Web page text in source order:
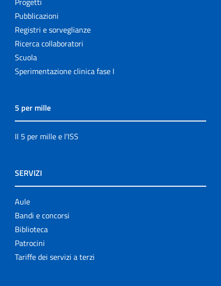
Pubblicazioni
Registri e sorveglianze
Ricerca collaboratori
Scuola
Sperimentazione clinica fase I
5 per mille
Il 5 per mille e l'ISS
SERVIZI
Aule
Bandi e concorsi
Biblioteca
Patrocini
Tariffe dei servizi a terzi